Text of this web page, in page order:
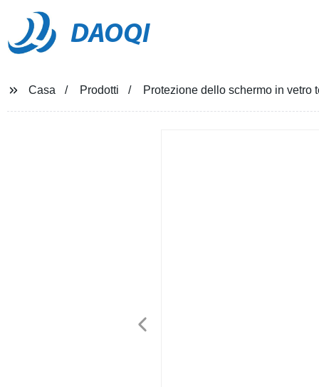
DAOQI
Casa Prodotti Protezione dello schermo in vetro